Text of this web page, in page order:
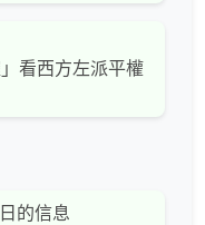
看西方左派平權
的信息